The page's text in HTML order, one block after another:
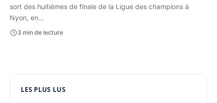
sort des huitièmes de finale de la Ligue des champions à
Nyon, en…
3 min de lecture
PUBLICITÉ
LES PLUS LUS